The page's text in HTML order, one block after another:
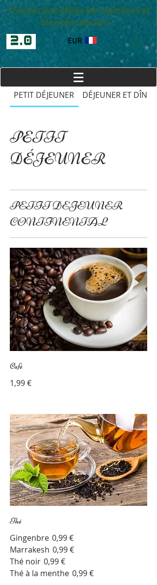
Trouvez nos offres de chambres et
bien plus encore...
EUR
PETIT DÉJEUNER DÉJEUNER ET DÎNER
PETIT
DÉJEUNER
PETIT DEJEUNER
CONTINENTAL
Café
1,99 €
Thé
Gingenbre 0,99 €
Marrakesh 0,99 €
Thé noir 0,99 €
Thé à la menthe 0,99 €